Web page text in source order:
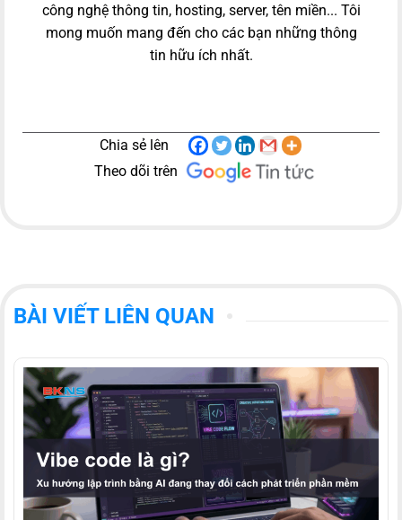
công nghệ thông tin, hosting, server, tên miền... Tôi
mong muốn mang đến cho các bạn những thông
tin hữu ích nhất.
Chia sẻ lên
Theo dõi trên
BÀI VIẾT LIÊN QUAN